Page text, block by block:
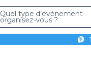
Quel type d'évènement
organisez-vous ?